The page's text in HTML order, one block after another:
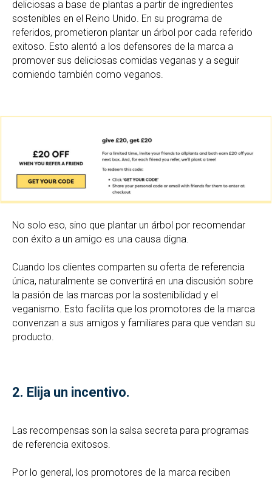
deliciosas a base de plantas a partir de ingredientes
sostenibles en el Reino Unido. En su programa de
referidos, prometieron plantar un árbol por cada referido
exitoso. Esto alentó a los defensores de la marca a
promover sus deliciosas comidas veganas y a seguir
comiendo también como veganos.
No solo eso, sino que plantar un árbol por recomendar
con éxito a un amigo es una causa digna.
Cuando los clientes comparten su oferta de referencia
única, naturalmente se convertirá en una discusión sobre
la pasión de las marcas por la sostenibilidad y el
veganismo. Esto facilita que los promotores de la marca
convenzan a sus amigos y familiares para que vendan su
producto.
2. Elija un incentivo.
Las recompensas son la salsa secreta para programas
de referencia exitosos.
Por lo general, los promotores de la marca reciben